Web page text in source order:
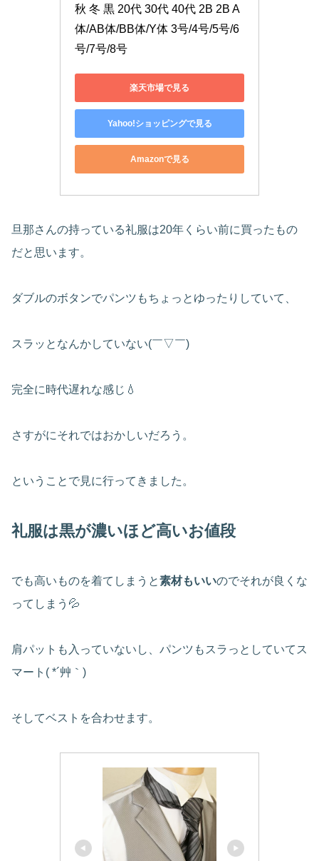
秋 冬 黒 20代 30代 40代 2B 2B A
体/AB体/BB体/Y体 3号/4号/5号/6
号/7号/8号
楽天市場で見る
Yahoo!ショッピングで見る
Amazonで見る
旦那さんの持っている礼服は20年くらい前に買ったもの
だと思います。
ダブルのボタンでパンツもちょっとゆったりしていて、
スラッとなんかしていない(￣▽￣)
完全に時代遅れな感じ💧
さすがにそれではおかしいだろう。
ということで見に行ってきました。
礼服は黒が濃いほど高いお値段
でも高いものを着てしまうと素材もいいのでそれが良くな
ってしまう💦
肩パットも入っていないし、パンツもスラっとしていてス
マート( *´艸｀)
そしてベストを合わせます。